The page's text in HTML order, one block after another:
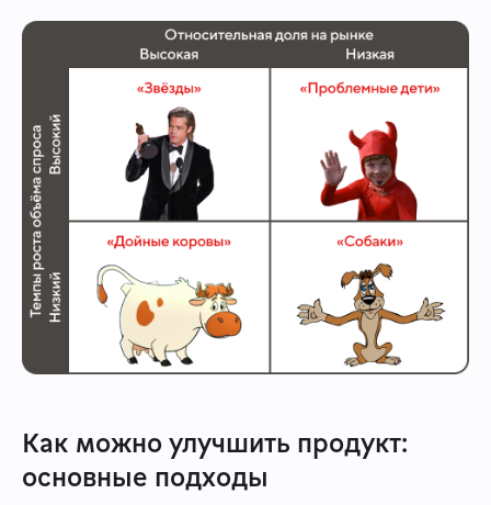
Как можно улучшить продукт:
основные подходы